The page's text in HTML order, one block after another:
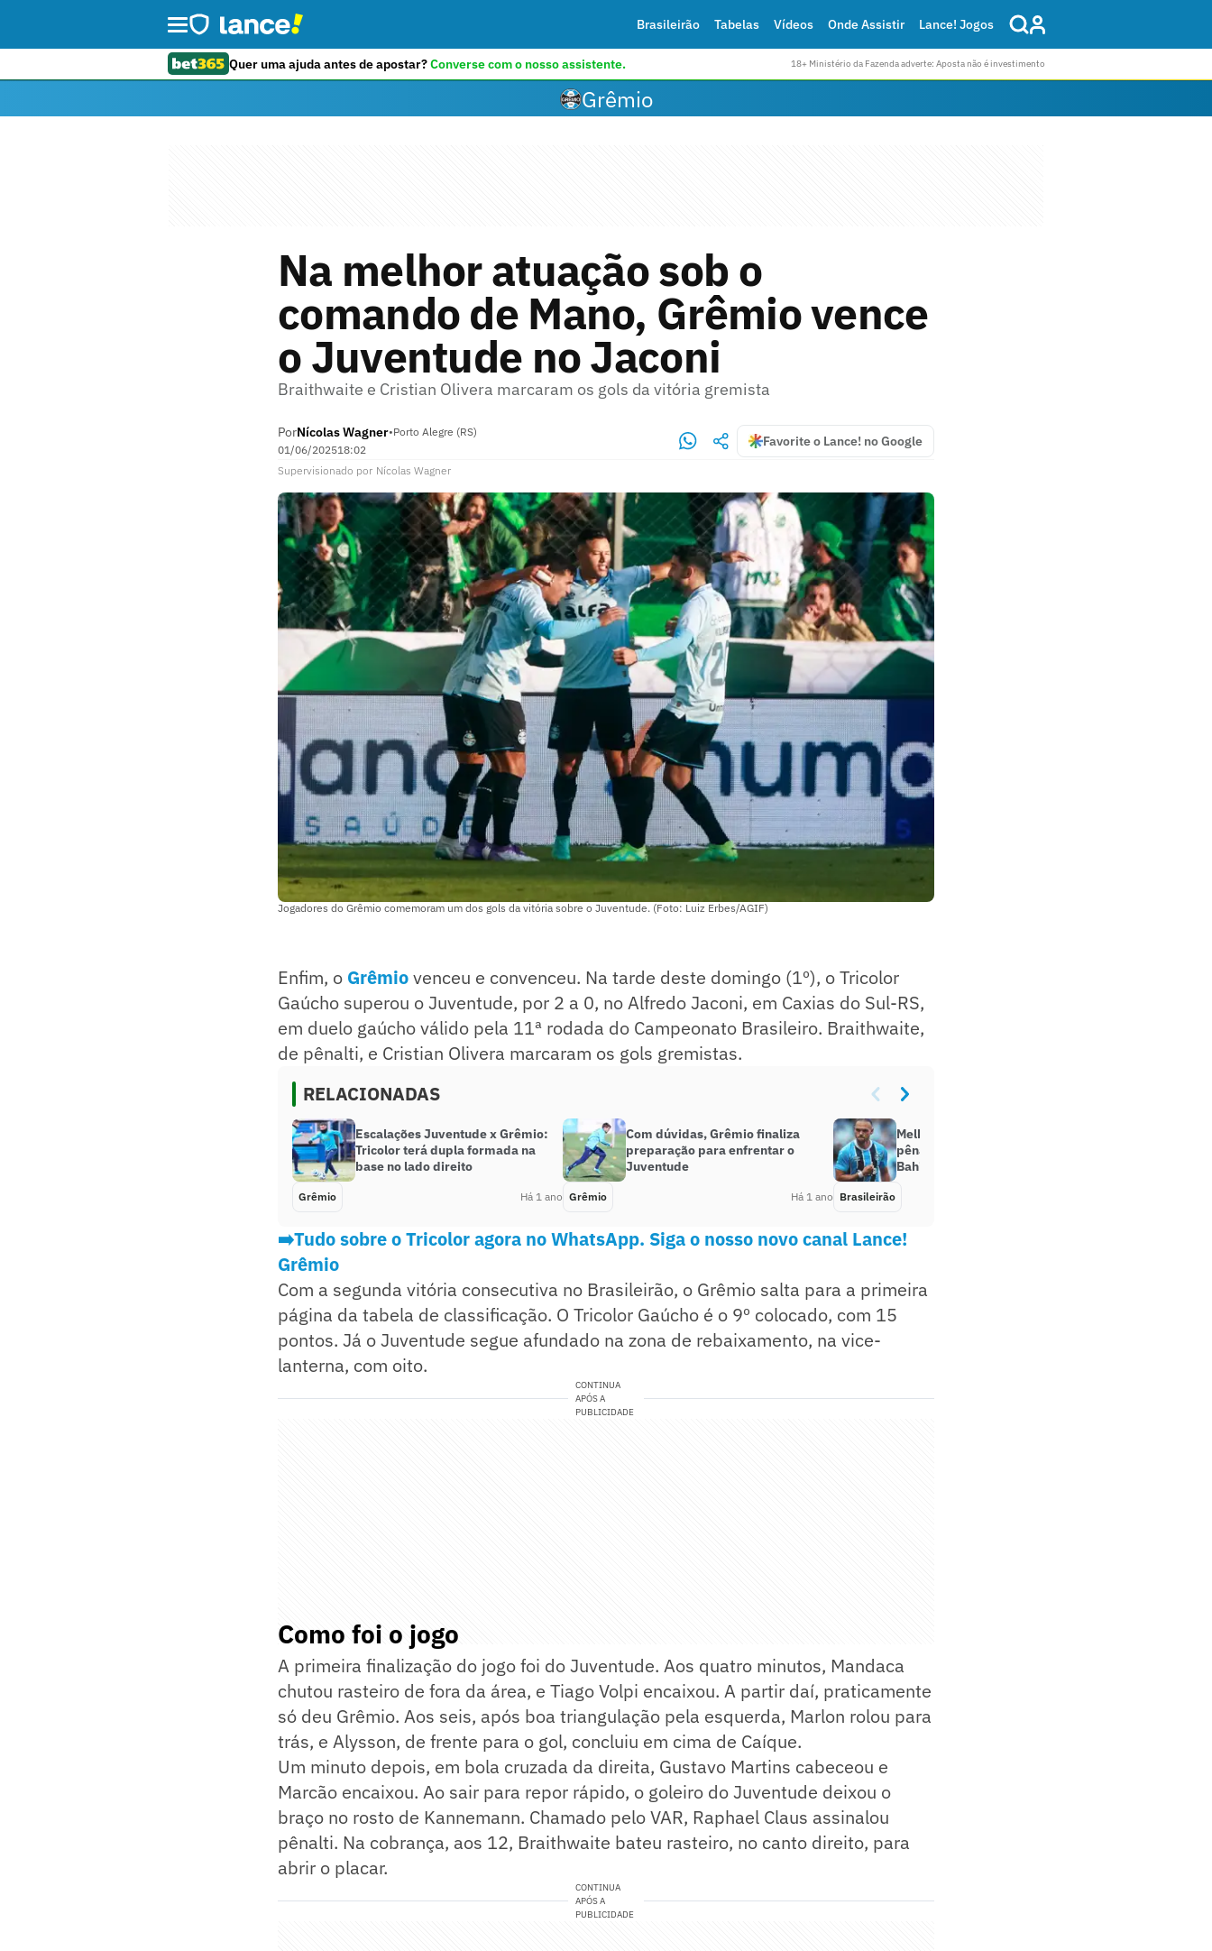
Brasileirão Tabelas Vídeos Onde Assistir Lance! Jogos
Quer uma ajuda antes de apostar?Converse com o nosso assistente. 18+ Ministério da Fazenda adverte: Aposta não é investimento
Grêmio
Na melhor atuação sob o
comando de Mano, Grêmio vence
o Juventude no Jaconi
Braithwaite e Cristian Olivera marcaram os gols da vitória gremista
PorNícolas Wagner•Porto Alegre (RS)
01/06/202518:02
Favorite o Lance! no Google
Supervisionado por Nícolas Wagner
Jogadores do Grêmio comemoram um dos gols da vitória sobre o Juventude. (Foto: Luiz Erbes/AGIF)
Enfim, o Grêmiovenceu e convenceu. Na tarde deste domingo (1º), o Tricolor
Gaúcho superou o Juventude, por 2 a 0, no Alfredo Jaconi, em Caxias do Sul-RS,
em duelo gaúcho válido pela 11ª rodada do Campeonato Brasileiro. Braithwaite,
de pênalti, e Cristian Olivera marcaram os gols gremistas.
RELACIONADAS
Escalações Juventude x Grêmio:
Tricolor terá dupla formada na
base no lado direito
Grêmio Há 1 ano
Com dúvidas, Grêmio finaliza
preparação para enfrentar o
Juventude
Grêmio Há 1 ano
Melhores momentos: Com gol em
pênalti polêmico, Grêmio vence o
Bahia e sai do Z-4
Brasileirão
➡️Tudo sobre o Tricolor agora no WhatsApp. Siga o nosso novo canal Lance!
Grêmio
Com a segunda vitória consecutiva no Brasileirão, o Grêmio salta para a primeira
página da tabela de classificação. O Tricolor Gaúcho é o 9º colocado, com 15
pontos. Já o Juventude segue afundado na zona de rebaixamento, na vice-
lanterna, com oito.
CONTINUA
APÓS A
PUBLICIDADE
Como foi o jogo
A primeira finalização do jogo foi do Juventude. Aos quatro minutos, Mandaca
chutou rasteiro de fora da área, e Tiago Volpi encaixou. A partir daí, praticamente
só deu Grêmio. Aos seis, após boa triangulação pela esquerda, Marlon rolou para
trás, e Alysson, de frente para o gol, concluiu em cima de Caíque.
Um minuto depois, em bola cruzada da direita, Gustavo Martins cabeceou e
Marcão encaixou. Ao sair para repor rápido, o goleiro do Juventude deixou o
braço no rosto de Kannemann. Chamado pelo VAR, Raphael Claus assinalou
pênalti. Na cobrança, aos 12, Braithwaite bateu rasteiro, no canto direito, para
abrir o placar.
CONTINUA
APÓS A
PUBLICIDADE